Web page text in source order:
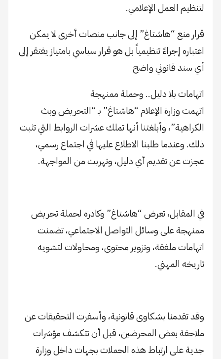
لتنظيم العمل الإعلامي.
قرار منع “هاشتاغ” إلى جانب منصات أخرى لا يمكن
اعتباره إجراءً تنظيمياً بل هو قرار سياسي بامتياز يفتقر إلى
أي سند قانوني واضح
اتهامات بلا دليل.. وحملة ممنهجة
اتهمت وزارة الإعلام “هاشتاغ” بـ “التحريض وبث
الكراهية”، وأبلغتنا أنها تملك عشرات الروابط التي تثبت
ذلك. وعندما طلبنا الاطلاع عليها في اجتماع رسمي،
عجزت عن تقديم أي دليل، وتهربت من المواجهة.
في المقابل، تعرض “هاشتاغ” وكادره لحملة تحريض
ممنهجة على وسائل التواصل الاجتماعي، تضمنت
اتهامات ملفقة، وتزوير محتوى، ومحاولات لتشويه
تاريخه المهني.
وقد تقدمنا بشكاوى قانونية، وأسفرت التحقيقات عن
ملاحقة بعض المحرضين، قبل أن تتكشف مؤشرات
جدية على ارتباط هذه الحملات بجهات داخل وزارة